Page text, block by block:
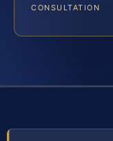
CONSULTATION